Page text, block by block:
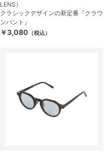
LENS）
クラシックデザインの新定番『クラウ
ンパント』
￥3,080 （税込）